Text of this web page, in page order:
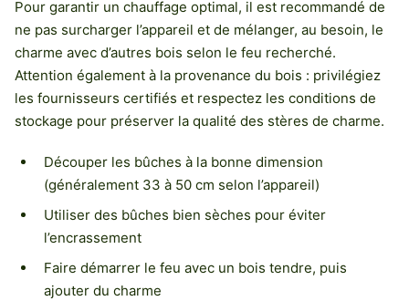
Pour garantir un chauffage optimal, il est recommandé de
ne pas surcharger l’appareil et de mélanger, au besoin, le
charme avec d’autres bois selon le feu recherché.
Attention également à la provenance du bois : privilégiez
les fournisseurs certifiés et respectez les conditions de
stockage pour préserver la qualité des stères de charme.
Découper les bûches à la bonne dimension
(généralement 33 à 50 cm selon l’appareil)
Utiliser des bûches bien sèches pour éviter
l’encrassement
Faire démarrer le feu avec un bois tendre, puis
ajouter du charme